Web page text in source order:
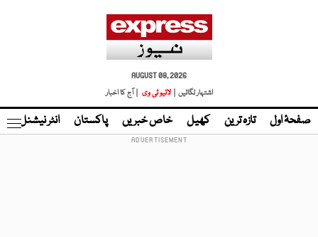
AUGUST 08, 2026
اشتہار لگائیں |
لائیو ٹی وی | آج کا اخبار
صفحۂ اول تازہ ترین کھیل خاص خبریں پاکستان انٹر نیشنل